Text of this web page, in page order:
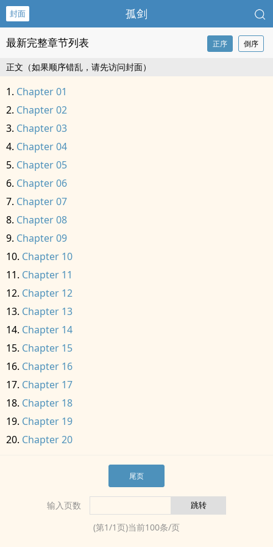
封面 孤剑
最新完整章节列表 正序 倒序
正文（如果顺序错乱，请先访问封面）
Chapter 01
Chapter 02
Chapter 03
Chapter 04
Chapter 05
Chapter 06
Chapter 07
Chapter 08
Chapter 09
Chapter 10
Chapter 11
Chapter 12
Chapter 13
Chapter 14
Chapter 15
Chapter 16
Chapter 17
Chapter 18
Chapter 19
Chapter 20
尾页
输入页数
(第1/1页)当前100条/页